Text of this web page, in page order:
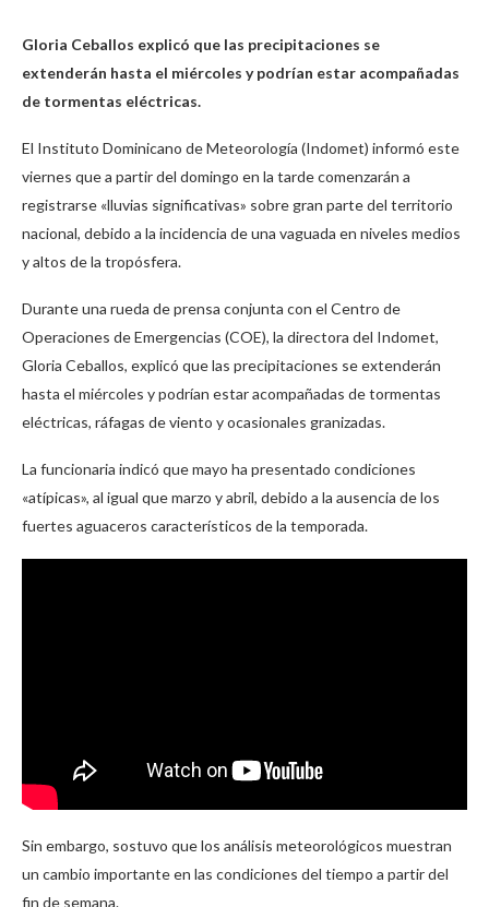
Gloria Ceballos explicó que las precipitaciones se
extenderán hasta el miércoles y podrían estar acompañadas
de tormentas eléctricas.
El Instituto Dominicano de Meteorología (Indomet) informó este
viernes que a partir del domingo en la tarde comenzarán a
registrarse «lluvias significativas» sobre gran parte del territorio
nacional, debido a la incidencia de una vaguada en niveles medios
y altos de la tropósfera.
Durante una rueda de prensa conjunta con el Centro de
Operaciones de Emergencias (COE), la directora del Indomet,
Gloria Ceballos, explicó que las precipitaciones se extenderán
hasta el miércoles y podrían estar acompañadas de tormentas
eléctricas, ráfagas de viento y ocasionales granizadas.
La funcionaria indicó que mayo ha presentado condiciones
«atípicas», al igual que marzo y abril, debido a la ausencia de los
fuertes aguaceros característicos de la temporada.
Sin embargo, sostuvo que los análisis meteorológicos muestran
un cambio importante en las condiciones del tiempo a partir del
fin de semana.